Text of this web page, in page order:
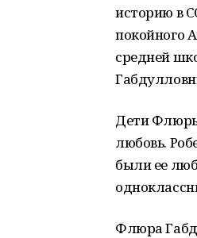
историю в
покойного
средней
Дети Флюры
любовь.
были ее
Флюра